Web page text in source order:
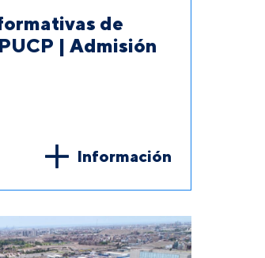
de
| Admisión
Información